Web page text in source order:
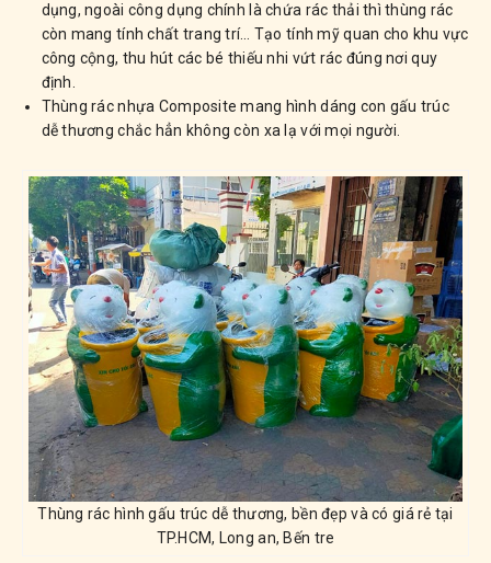
dụng, ngoài công dụng chính là chứa rác thải thì thùng rác
còn mang tính chất trang trí… Tạo tính mỹ quan cho khu vực
công cộng, thu hút các bé thiếu nhi vứt rác đúng nơi quy
định.
Thùng rác nhựa Composite mang hình dáng con gấu trúc
dễ thương chắc hẳn không còn xa lạ với mọi người.
Thùng rác hình gấu trúc dễ thương, bền đẹp và có giá rẻ tại
TP.HCM, Long an, Bến tre